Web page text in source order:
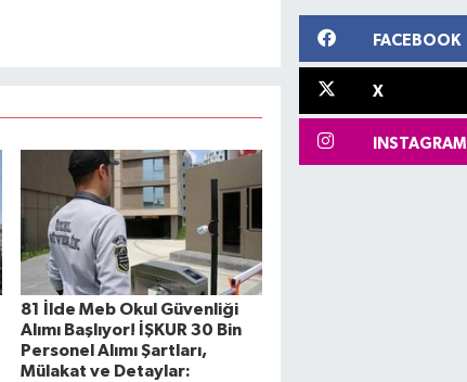
81 İlde Meb Okul Güvenliği
Alımı Başlıyor! İŞKUR 30 Bin
Personel Alımı Şartları,
Mülakat ve Detaylar:
FACEBOOK
X
INSTAGRAM